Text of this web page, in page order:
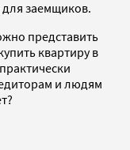
для заемщиков.
представить
квартиру в
и людям